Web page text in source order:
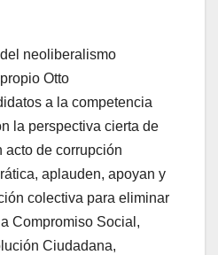
neoliberalismo
Otto
a la competencia
la perspectiva cierta de
de corrupción
aplauden, apoyan y
colectiva para eliminar
Compromiso Social,
Ciudadana,